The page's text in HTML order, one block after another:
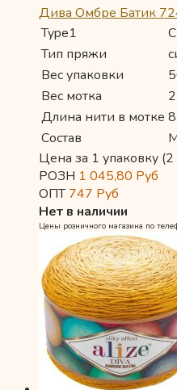
Дива Омбре Батик
Type1
Тип пряжи
Вес упаковки
Вес мотка
Длина нити в мотке
Состав
Цена за 1 упаковку (2
РОЗН 1 045,80 Руб
ОПТ747 Руб
Нет в наличии
Цены розничного магазина по